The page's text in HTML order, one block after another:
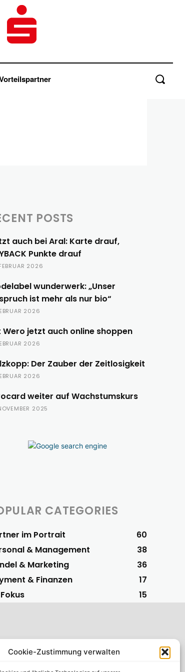
Cookie-Zustimmung verwalten
POSTS
auch bei Aral: Karte drauf,
Punkte drauf
2026
wunderwerk: „Unser
ist mehr als nur bio“
2026
Wero jetzt auch online shoppen
2026
Der Zauber der Zeitlosigkeit
2026
weiter auf Wachstumskurs
2025
CATEGORIES
im Portrait
60
& Management
38
& Marketing
36
& Finanzen
17
15
S-Vorteilspartner